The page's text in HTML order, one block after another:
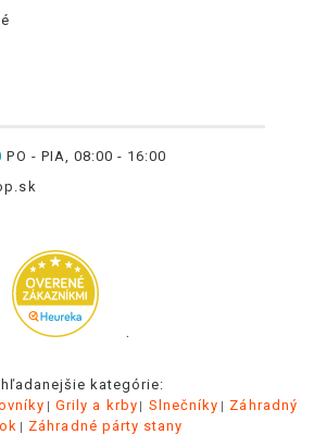
PO - PIA, 08:00 - 16:00
.
kategórie:
Grily a krby Slnečníky
Záhradný
Záhradné párty stany